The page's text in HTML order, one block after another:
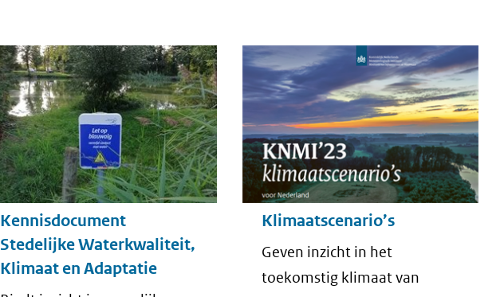
Kennisdocument
Stedelijke Waterkwaliteit,
Klimaat en Adaptatie
Klimaatscenario’s
Geven inzicht in het
toekomstig klimaat van